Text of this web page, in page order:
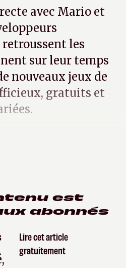
avec Mario et
les
sur leur temps
nouveaux jeux de
gratuits et
est
abonnés
Lire cet article
gratuitement